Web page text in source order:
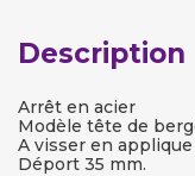
Description
Arrêt en acier
Modèle tête de
A visser en
Déport 35 mm.